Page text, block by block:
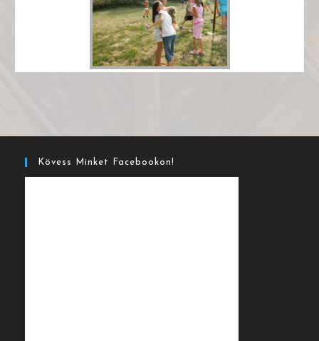
Kövess Minket Facebookon!